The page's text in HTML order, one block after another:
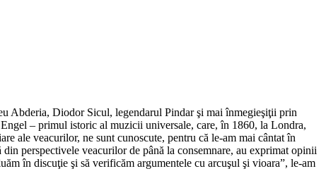
Abderia, Diodor Sicul, legendarul Pindar şi mai înmegieşiţii prin
– primul istoric al muzicii universale, care, în 1860, la Londra,
ale veacurilor, ne sunt cunoscute, pentru că le-am mai cântat în
perspectivele veacurilor de până la consemnare, au exprimat opinii
în discuţie şi să verificăm argumentele cu arcuşul şi vioara”, le-am